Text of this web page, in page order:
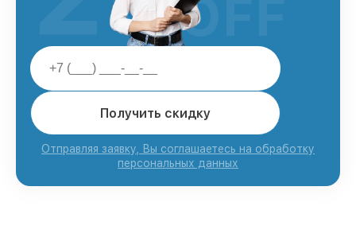
Получить скидку
Отправляя заявку, Вы соглашаетесь на обработку
персональных данных
OFF